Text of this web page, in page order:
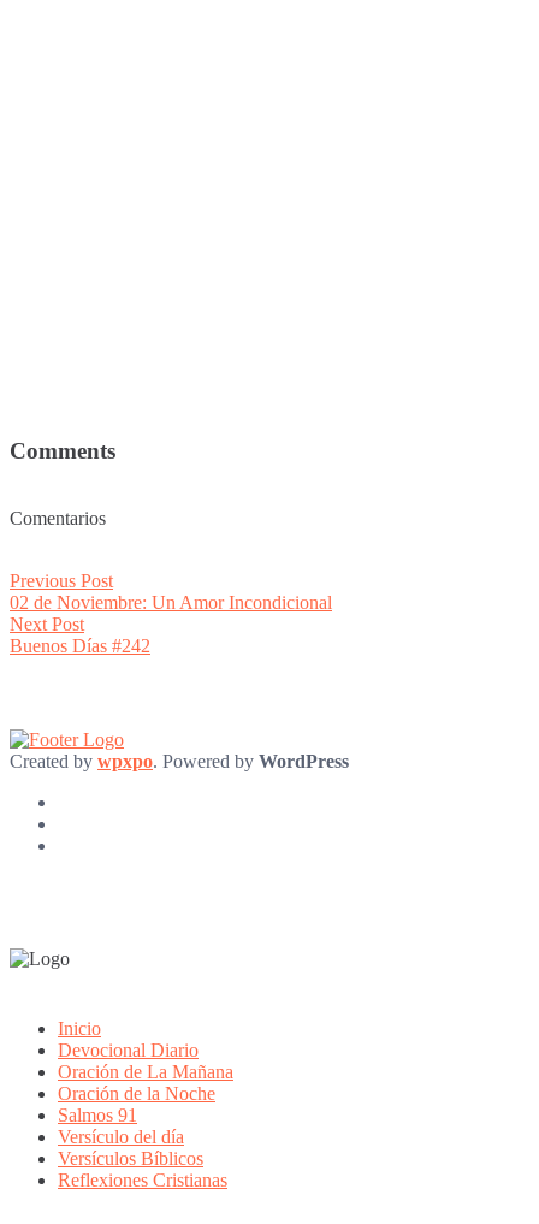
Comments
Comentarios
Post
navigation
Previous PostPrevious
post:
02 de Noviembre: Un Amor Incondicional
Next PostNext
post:
Buenos Días #242
Created by wpxpo. Powered by WordPress
Inicio
Devocional Diario
Oración de La Mañana
Oración de la Noche
Salmos 91
Versículo del día
Versículos Bíblicos
Reflexiones Cristianas